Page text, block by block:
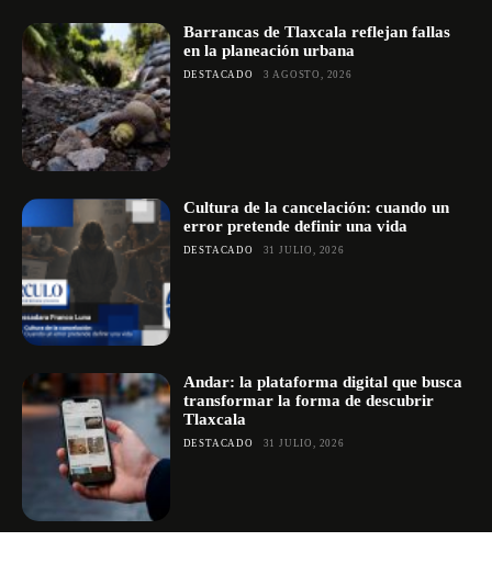
Barrancas de Tlaxcala reflejan fallas
en la planeación urbana
DESTACADO 3 AGOSTO, 2026
Cultura de la cancelación: cuando un
error pretende definir una vida
DESTACADO 31 JULIO, 2026
Andar: la plataforma digital que busca
transformar la forma de descubrir
Tlaxcala
DESTACADO 31 JULIO, 2026